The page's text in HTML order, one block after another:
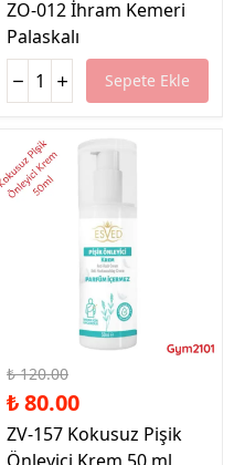
ZO-012 İhram Kemeri
Palaskalı
Sepete Ekle
%33 İndirim
₺ 120.00
₺ 80.00
ZV-157 Kokusuz Pişik